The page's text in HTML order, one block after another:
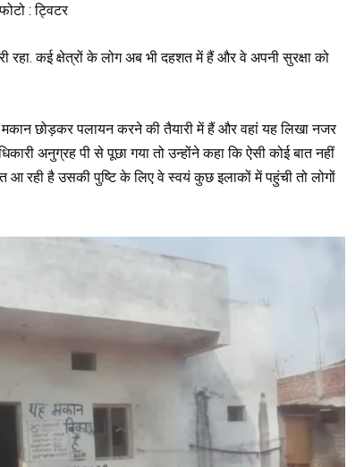
: ट्विटर
रहा. कई क्षेत्रों के लोग अब भी दहशत में हैं और वे अपनी सुरक्षा को
मकान छोड़कर पलायन करने की तैयारी में हैं और वहां यह लिखा नजर
अनुग्रह पी से पूछा गया तो उन्होंने कहा कि ऐसी कोई बात नहीं
आ रही है उसकी पुष्टि के लिए वे स्वयं कुछ इलाकों में पहुंची तो लोगों